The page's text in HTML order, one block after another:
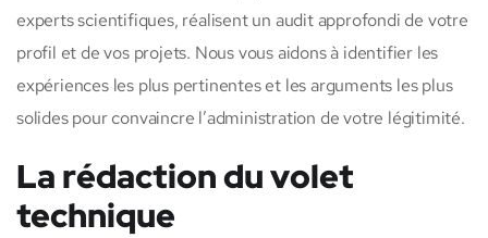
experts scientifiques, réalisent un audit approfondi de votre
profil et de vos projets. Nous vous aidons à identifier les
expériences les plus pertinentes et les arguments les plus
solides pour convaincre l’administration de votre légitimité.
La rédaction du volet
technique